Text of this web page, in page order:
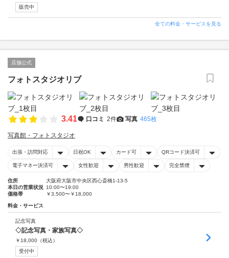
販売中
全ての料金・サービスを見る
店舗公式
フォトスタジオリブ
3.41 口コミ 2件 写真 465枚
写真館・フォトスタジオ
出張・訪問対応 日祝OK カード可 QRコード決済可
電子マネー決済可 女性歓迎 男性歓迎 完全禁煙
住所
大阪府大阪市中央区西心斎橋1-13-5
本日の営業状況 10:00〜19:00
価格帯
￥3,500〜￥18,000
料金・サービス
記念写真
◇記念写真・家族写真◇
￥ 18,000 （税込）
受付中